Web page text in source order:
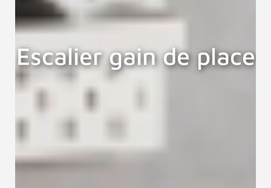
Escalier gain de place